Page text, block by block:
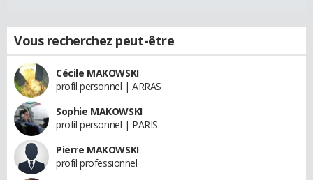
Vous recherchez peut-être
Cécile MAKOWSKI
profil personnel | ARRAS
Sophie MAKOWSKI
profil personnel | PARIS
Pierre MAKOWSKI
profil professionnel